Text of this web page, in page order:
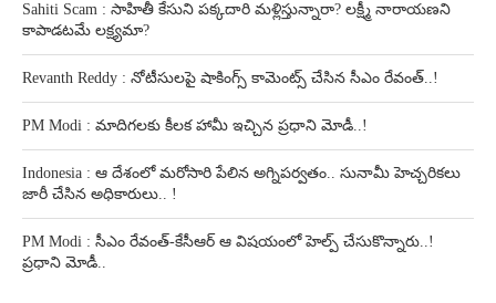
Sahiti Scam : సాహితీ కేసుని పక్కదారి మళ్లిస్తున్నారా? లక్ష్మీ నారాయణని
కాపాడటమే లక్ష్యమా?
Revanth Reddy : నోటీసులపై షాకింగ్స్ కామెంట్స్ చేసిన సీఎం రేవంత్..!
PM Modi : మాదిగలకు కీలక హామీ ఇచ్చిన ప్రధాని మోడీ..!
Indonesia : ఆ దేశంలో మరోసారి పేలిన అగ్నిపర్వతం.. సునామీ హెచ్చరికలు
జారీ చేసిన అధికారులు.. !
PM Modi : సీఎం రేవంత్-కేసీఆర్ ఆ విషయంలో హెల్ప్ చేసుకొన్నారు..!
ప్రధాని మోడీ..